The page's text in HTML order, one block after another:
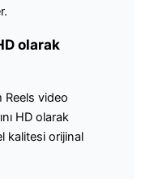
olarak
video
HD olarak
kalitesi orijinal